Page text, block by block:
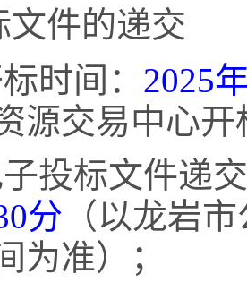
文件的递交
时间： 2025
源交易中心
投标文件递
分 （以龙岩
为准）；